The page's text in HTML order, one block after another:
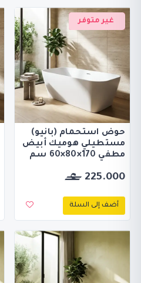
غير متوفر
حوض استحمام (بانيو)
مستطيلي هوميك أبيض
مطفي 170×80×60 سم
225.000
أضف إلى السلة